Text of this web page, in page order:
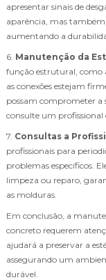
apresentar sinais de
aparência, mas também
aumentando a
6. Manutenção da
função estrutural, como
as conexões estejam
possam comprometer a
consulte um profissional
7. Consultas a
profissionais para
problemas específicos.
limpeza ou reparo,
as molduras.
Em conclusão, a
concreto requerem
ajudará a preservar a
assegurando um
durável.